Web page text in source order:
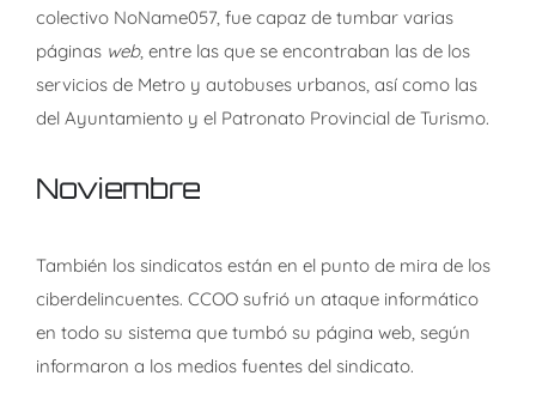
colectivo NoName057, fue capaz de tumbar varias
páginas web, entre las que se encontraban las de los
servicios de Metro y autobuses urbanos, así como las
del Ayuntamiento y el Patronato Provincial de Turismo.
Noviembre
También los sindicatos están en el punto de mira de los
ciberdelincuentes. CCOO sufrió un ataque informático
en todo su sistema que tumbó su página web, según
informaron a los medios fuentes del sindicato.